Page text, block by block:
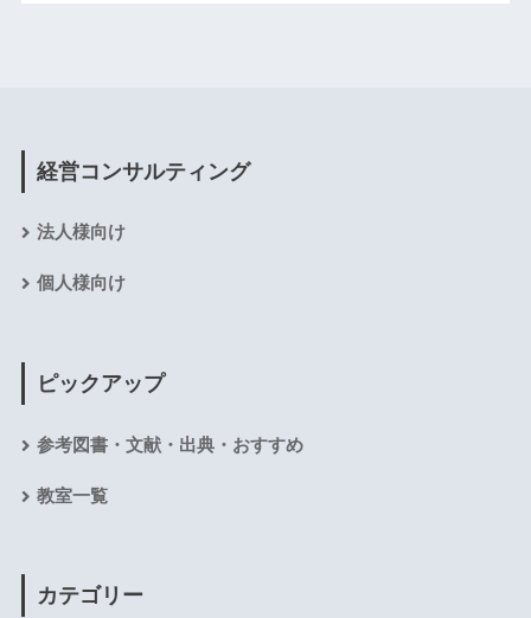
経営コンサルティング
法人様向け
個人様向け
ピックアップ
参考図書・文献・出典・おすすめ
教室一覧
カテゴリー